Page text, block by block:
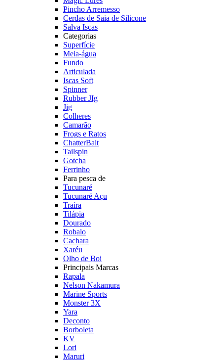
Pincho Arremesso
Cerdas de Saia de Silicone
Salva Iscas
Categorias
Superfície
Meia-água
Fundo
Articulada
Iscas Soft
Spinner
Rubber JIg
Jig
Colheres
Camarão
Frogs e Ratos
ChatterBait
Tailspin
Gotcha
Ferrinho
Para pesca de
Tucunaré
Tucunaré Açu
Traíra
Tilápia
Dourado
Robalo
Cachara
Xaréu
Olho de Boi
Principais Marcas
Rapala
Nelson Nakamura
Marine Sports
Monster 3X
Yara
Deconto
Borboleta
KV
Lori
Maruri